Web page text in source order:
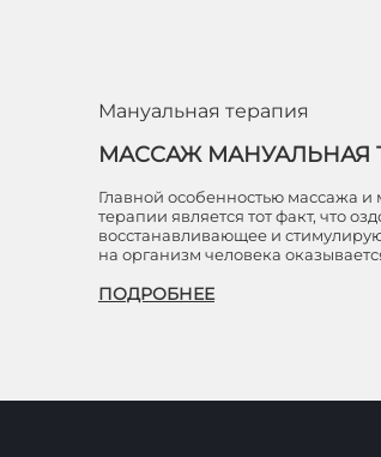
Мануальная терапия
МАССАЖ МАНУАЛЬНАЯ
Главной особенностью массажа и
терапии является тот факт, что
восстанавливающее и
на организм человека
ПОДРОБНЕЕ